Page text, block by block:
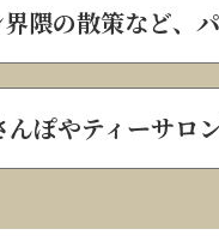
隈の散策など、
ぽやティーサロ